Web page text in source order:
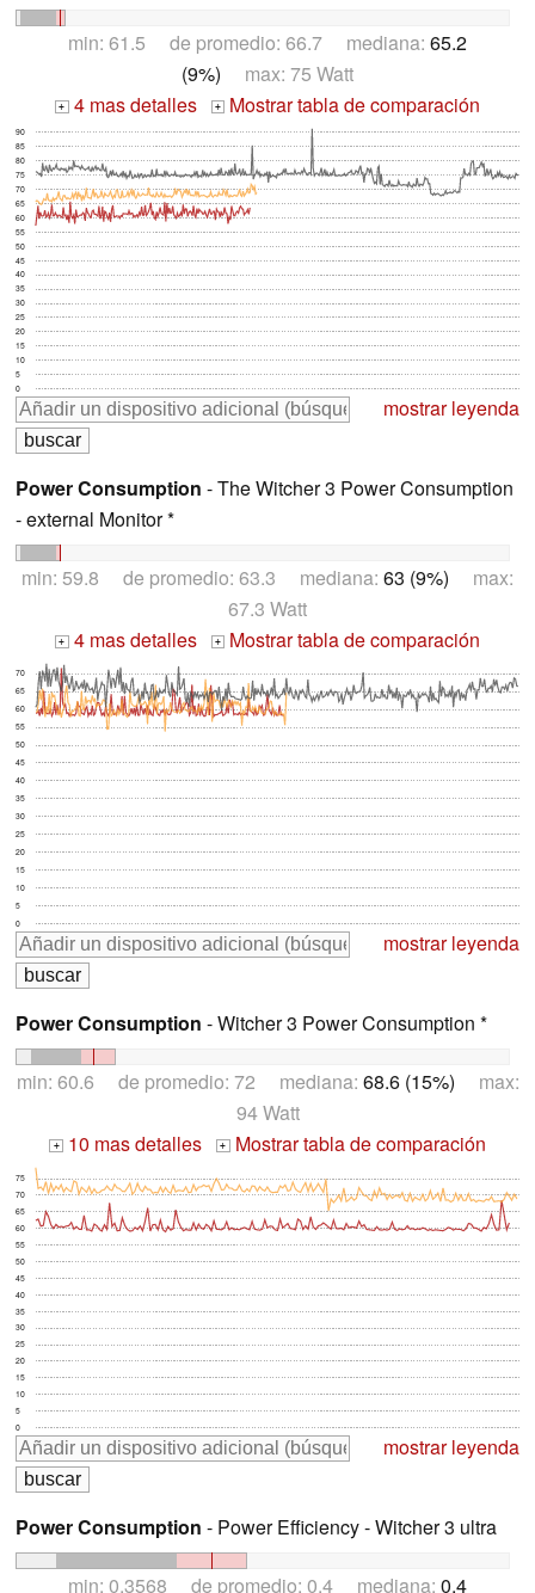
min: 61.5 de promedio: 66.7 mediana: 65.2
(9%) max: 75 Watt
+ 4 mas detalles + Mostrar tabla de comparación
0
5
10
15
20
25
30
35
40
45
50
55
60
65
70
75
80
85
90
mostrar leyenda
Power Consumption - The Witcher 3 Power Consumption
- external Monitor *
min: 59.8 de promedio: 63.3 mediana: 63 (9%) max:
67.3 Watt
+ 4 mas detalles + Mostrar tabla de comparación
0
5
10
15
20
25
30
35
40
45
50
55
60
65
70
mostrar leyenda
Power Consumption - Witcher 3 Power Consumption *
min: 60.6 de promedio: 72 mediana: 68.6 (15%) max:
94 Watt
+ 10 mas detalles + Mostrar tabla de comparación
0
5
10
15
20
25
30
35
40
45
50
55
60
65
70
75
mostrar leyenda
Power Consumption - Power Efficiency - Witcher 3 ultra
min: 0.3568 de promedio: 0.4 mediana: 0.4